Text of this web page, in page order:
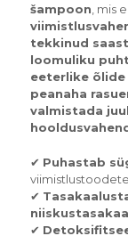
šampoon , mis
tekkinud
loomuliku
eeterlike
peanaha
valmistada
✔ Puhastab
✔
✔